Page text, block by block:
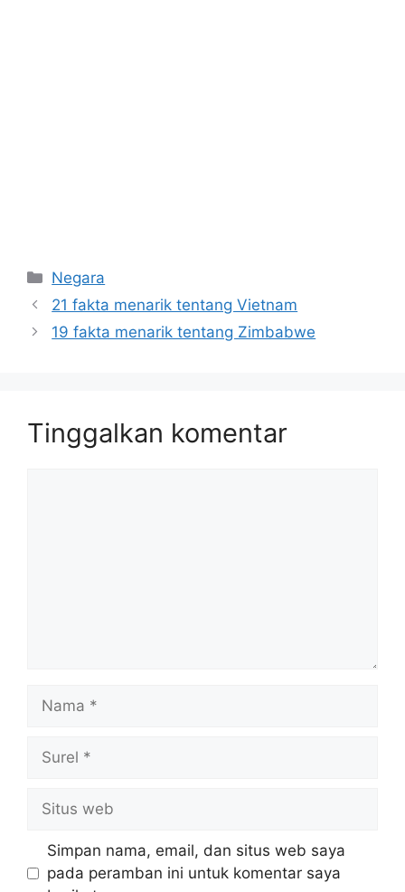
Kategori
Negara
21 fakta menarik tentang Vietnam
19 fakta menarik tentang Zimbabwe
Tinggalkan komentar
web
Simpan nama, email, dan situs web saya
pada peramban ini untuk komentar saya